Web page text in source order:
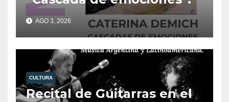
AGO 3, 2026
CULTURA
Recital de Guitarras en el